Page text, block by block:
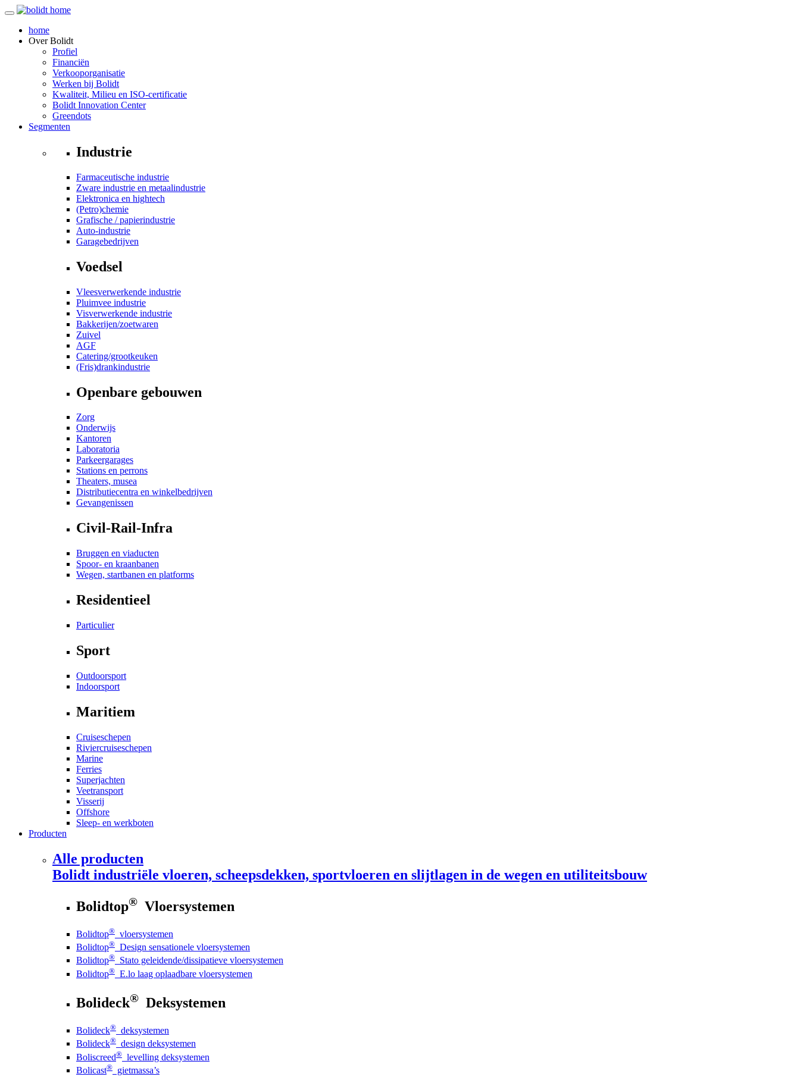
home
OverBolidt
Profiel
Financiën
Verkooporganisatie
Werken bij Bolidt
Kwaliteit, Milieu en ISO-certificatie
Bolidt Innovation Center
Greendots
Segmenten
Industrie
Farmaceutische industrie
Zware industrie en metaalindustrie
Elektronica en hightech
(Petro)chemie
Grafische / papierindustrie
Auto-industrie
Garagebedrijven
Voedsel
Vleesverwerkende industrie
Pluimvee industrie
Visverwerkende industrie
Bakkerijen/zoetwaren
Zuivel
AGF
Catering/grootkeuken
(Fris)drankindustrie
Openbare gebouwen
Zorg
Onderwijs
Kantoren
Laboratoria
Parkeergarages
Stations en perrons
Theaters, musea
Distributiecentra en winkelbedrijven
Gevangenissen
Civil-Rail-Infra
Bruggen en viaducten
Spoor- en kraanbanen
Wegen, startbanen en platforms
Residentieel
Particulier
Sport
Outdoorsport
Indoorsport
Maritiem
Cruiseschepen
Riviercruiseschepen
Marine
Ferries
Superjachten
Veetransport
Visserij
Offshore
Sleep- en werkboten
Producten
Alle producten
Bolidt industriële vloeren, scheepsdekken, sportvloeren en slijtlagen in de wegen en utiliteitsbouw
Bolidtop® Vloersystemen
Bolidtop® vloersystemen
Bolidtop® Design sensationele vloersystemen
Bolidtop® Stato geleidende/dissipatieve vloersystemen
Bolidtop® E.lo laag oplaadbare vloersystemen
Bolideck® Deksystemen
Bolideck® deksystemen
Bolideck® design deksystemen
Boliscreed® levelling deksystemen
Bolicast® gietmassa’s